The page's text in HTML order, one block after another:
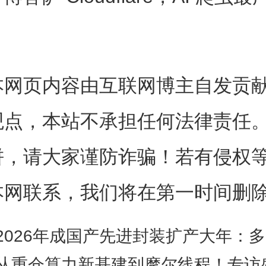
。换句话说，今天你打开的
它们的主要不是人，而是机
来自 AI 的流量，既有可能
迹。
页内容由互联网博主自发贡
，本站不承担任何法律责任
请大家谨防诈骗！若有侵权
联系，我们将在第一时间删
年成国产先进封装扩产大年：多家上市公司投资超300亿，甬矽电子